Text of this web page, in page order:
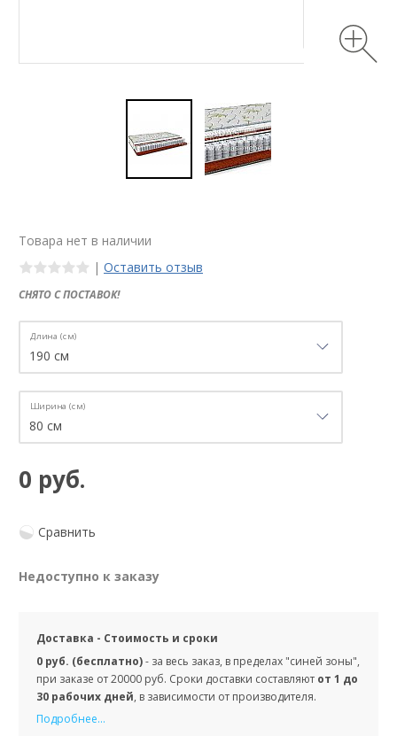
Товара нет в наличии
| Оставить отзыв
СНЯТО С ПОСТАВОК!
Длина (см)
Ширина (см)
0 руб.
Сравнить
Недоступно к заказу
Доставка - Стоимость и сроки
0 руб. (бесплатно)- за весь заказ, в пределах "синей зоны",
при заказе от 20000 руб. Сроки доставки составляют от 1 до
30 рабочих дней, в зависимости от производителя.
Подробнее...